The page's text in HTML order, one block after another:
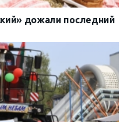
дожали последний